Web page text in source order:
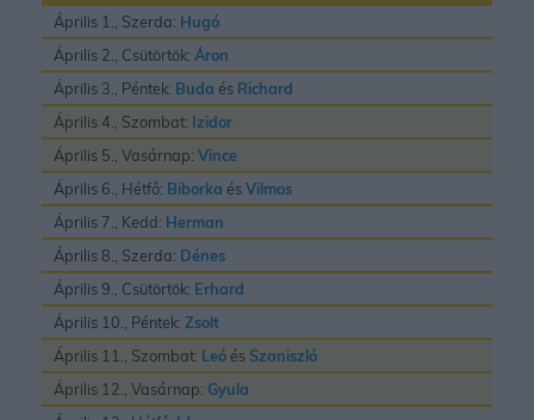
Április 1., Szerda: Hugó
Április 2., Csütörtök: Áron
Április 3., Péntek: Buda és Richard
Április 4., Szombat: Izidor
Április 5., Vasárnap: Vince
Április 6., Hétfő: Biborka ésVilmos
Április 7., Kedd: Herman
Április 8., Szerda: Dénes
Április 9., Csütörtök: Erhard
Április 10., Péntek: Zsolt
Április 11., Szombat: Leó és Szaniszló
Április 12., Vasárnap: Gyula